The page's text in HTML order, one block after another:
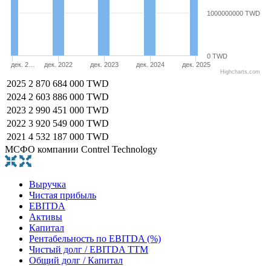
дек. 2… дек. 2022 дек. 2023 дек. 2024 дек. 2025
0 TWD
1000000000 TWD
Highcharts.com
2025 2 870 684 000 TWD
2024 2 603 886 000 TWD
2023 2 990 451 000 TWD
2022 3 920 549 000 TWD
2021 4 532 187 000 TWD
МСФО компании Contrel Technology
Выручка
Чистая прибыль
EBITDA
Активы
Капитал
Рентабельность по EBITDA (%)
Чистый долг / EBITDA TTM
Общий долг / Капитал